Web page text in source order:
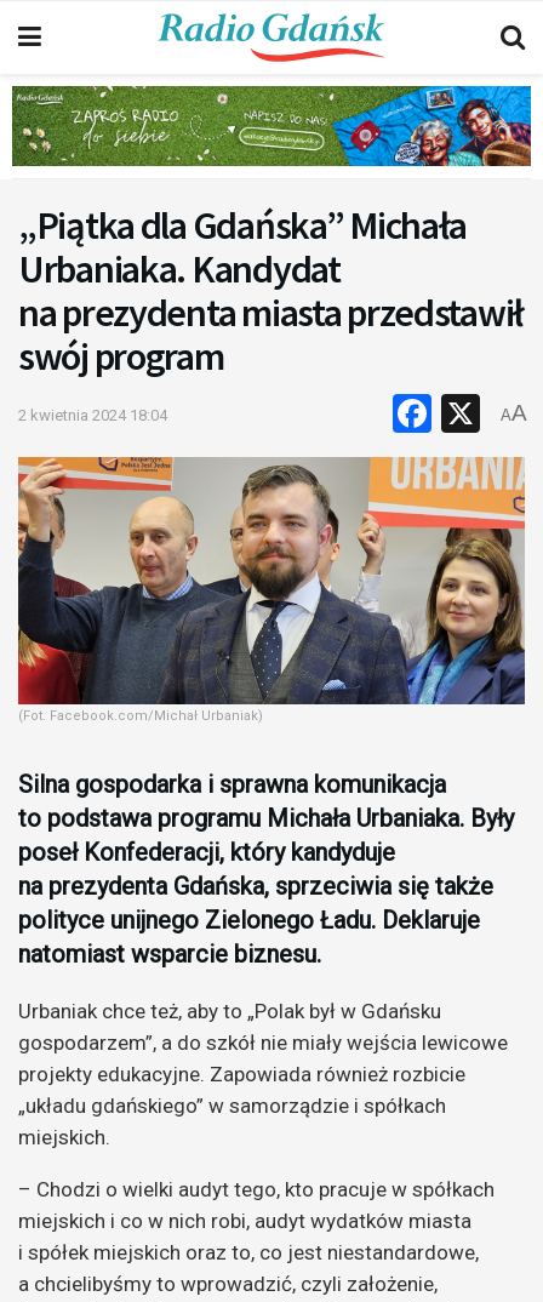
„Piątka dla Gdańska” Michała
Urbaniaka. Kandydat
na prezydenta miasta przedstawił
swój program
2 kwietnia 2024 18:04 X
AA
(Fot. Facebook.com/Michał Urbaniak)
Silna gospodarka i sprawna komunikacja
to podstawa programu Michała Urbaniaka. Były
poseł Konfederacji, który kandyduje
na prezydenta Gdańska, sprzeciwia się także
polityce unijnego Zielonego Ładu. Deklaruje
natomiast wsparcie biznesu.
Urbaniak chce też, aby to „Polak był w Gdańsku
gospodarzem”, a do szkół nie miały wejścia lewicowe
projekty edukacyjne. Zapowiada również rozbicie
„układu gdańskiego” w samorządzie i spółkach
miejskich.
– Chodzi o wielki audyt tego, kto pracuje w spółkach
miejskich i co w nich robi, audyt wydatków miasta
i spółek miejskich oraz to, co jest niestandardowe,
a chcielibyśmy to wprowadzić, czyli założenie,